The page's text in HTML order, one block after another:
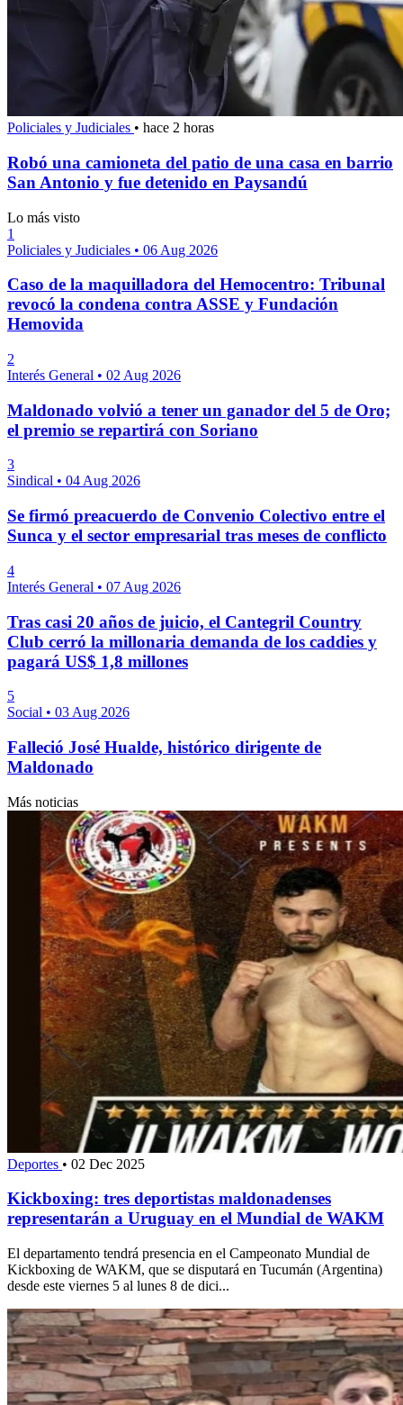
Policiales y Judiciales • hace 2 horas
Robó una camioneta del patio de una casa en barrio
San Antonio y fue detenido en Paysandú
Lo más visto
1
Policiales y Judiciales • 06 Aug 2026
Caso de la maquilladora del Hemocentro: Tribunal
revocó la condena contra ASSE y Fundación
Hemovida
2
Interés General • 02 Aug 2026
Maldonado volvió a tener un ganador del 5 de Oro;
el premio se repartirá con Soriano
3
Sindical • 04 Aug 2026
Se firmó preacuerdo de Convenio Colectivo entre el
Sunca y el sector empresarial tras meses de conflicto
4
Interés General • 07 Aug 2026
Tras casi 20 años de juicio, el Cantegril Country
Club cerró la millonaria demanda de los caddies y
pagará US$ 1,8 millones
5
Social • 03 Aug 2026
Falleció José Hualde, histórico dirigente de
Maldonado
Más noticias
Deportes • 02 Dec 2025
Kickboxing: tres deportistas maldonadenses
representarán a Uruguay en el Mundial de WAKM
El departamento tendrá presencia en el Campeonato Mundial de
Kickboxing de WAKM, que se disputará en Tucumán (Argentina)
desde este viernes 5 al lunes 8 de dici...